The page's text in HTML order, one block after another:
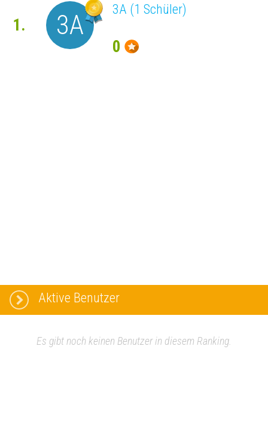
1. 3A 3A (1 Schüler)
0
Aktive Benutzer
Es gibt noch keinen Benutzer in diesem Ranking.